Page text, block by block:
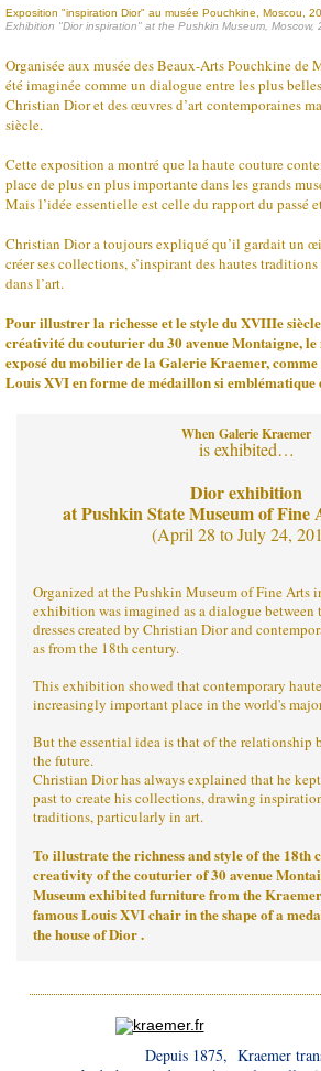
Exposition "inspiration Dior" au musée Pouchkine, Moscou,
Exhibition "Dior inspiration" at the Pushkin Museum, Moscow,
Organisée aux musée des Beaux-Arts Pouchkine de
été imaginée comme un dialogue entre les plus
Christian Dior et des œuvres d’art contemporaines
siècle.
Cette exposition a montré que la haute couture
place de plus en plus importante dans les grands
Mais l’idée essentielle est celle du rapport du passé
Christian Dior a toujours expliqué qu’il gardait un
créer ses collections, s’inspirant des hautes
dans l’art.
Pour illustrer la richesse et le style du XVIIIe
créativité du couturier du 30 avenue Montaigne, le
exposé du mobilier de la Galerie Kraemer, comme
Louis XVI en forme de médaillon si emblématique
When Galerie Kraemer
is exhibited…
Dior exhibition
at Pushkin State Museum of Fine
(April 28 to July 24,
Organized at the Pushkin Museum of Fine Arts
exhibition was imagined as a dialogue between
dresses created by Christian Dior and
as from the 18th century.
This exhibition showed that contemporary
increasingly important place in the world's
But the essential idea is that of the relationship
the future.
Christian Dior has always explained that he
past to create his collections, drawing
traditions, particularly in art.
To illustrate the richness and style of the 18th
creativity of the couturier of 30 avenue
Museum exhibited furniture from the
famous Louis XVI chair in the shape of a
the house of Dior .
Depuis 1875, Kraemer